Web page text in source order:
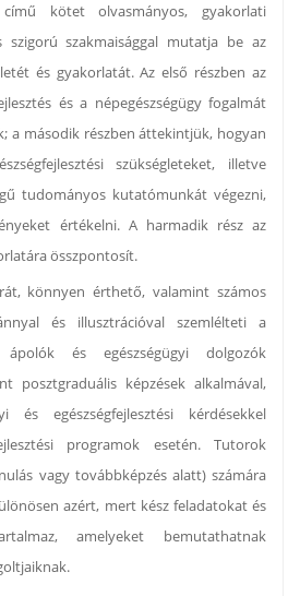
című kötet olvasmányos, gyakorlati
szakmaisággal mutatja be az
és gyakorlatát. Az első részben az
és a népegészségügy fogalmát
a második részben áttekintjük, hogyan
szükségleteket, illetve
tudományos kutatómunkát végezni,
értékelni. A harmadik rész az
összpontosít.
könnyen érthető, valamint számos
és illusztrációval szemlélteti a
és egészségügyi dolgozók
posztgraduális képzések alkalmával,
és egészségfejlesztési kérdésekkel
programok esetén. Tutorok
vagy továbbképzés alatt) számára
azért, mert kész feladatokat és
amelyeket bemutathatnak